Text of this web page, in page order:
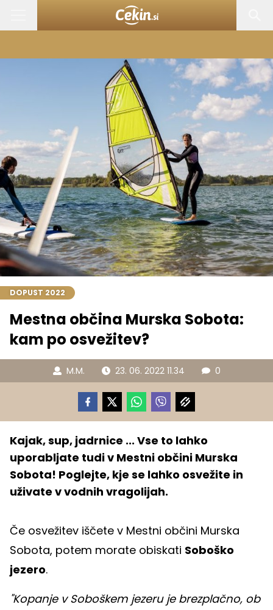
DOPUST 2022
Mestna občina Murska Sobota:
kam po osvežitev?
M.M. 23. 06. 2022 11.34 0
Kajak, sup, jadrnice ... Vse to lahko
uporabljate tudi v Mestni občini Murska
Sobota! Poglejte, kje se lahko osvežite in
uživate v vodnih vragolijah.
Če osvežitev iščete v Mestni občini Murska
Sobota, potem morate obiskati Soboško
jezero.
"Kopanje v Soboškem jezeru je brezplačno, ob